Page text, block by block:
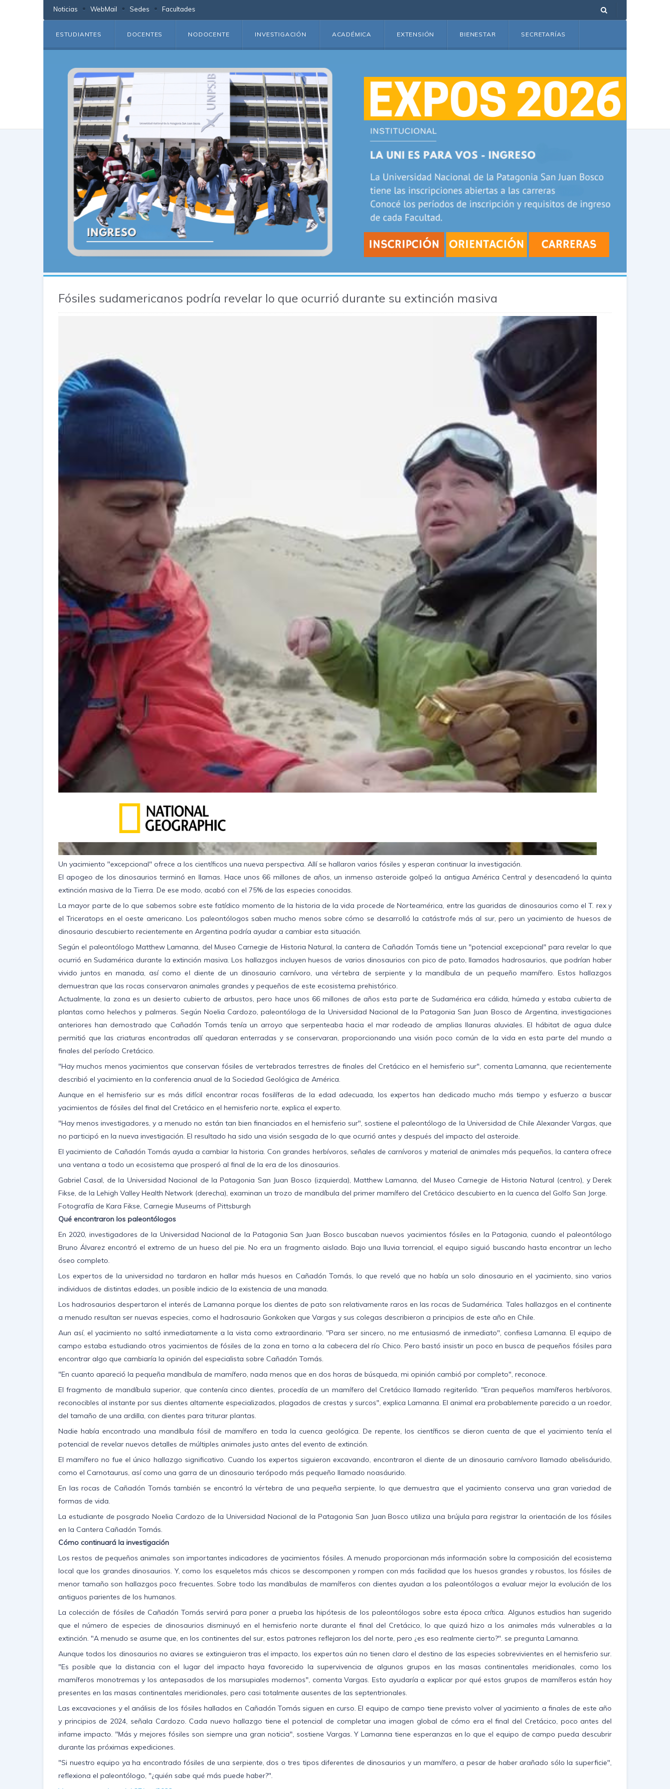
Noticias WebMail Sedes Facultades
ESTUDIANTES DOCENTES NODOCENTE INVESTIGACIÓN ACADÉMICA EXTENSIÓN BIENESTAR SECRETARÍAS
Fósiles sudamericanos podría revelar lo que ocurrió durante su extinción masiva
Un yacimiento "excepcional" ofrece a los científicos una nueva perspectiva. Allí se hallaron varios fósiles y esperan continuar la investigación.
El apogeo de los dinosaurios terminó en llamas. Hace unos 66 millones de años, un inmenso asteroide golpeó la antigua América Central y desencadenó la quinta
extinción masiva de la Tierra. De ese modo, acabó con el 75% de las especies conocidas.
La mayor parte de lo que sabemos sobre este fatídico momento de la historia de la vida procede de Norteamérica, entre las guaridas de dinosaurios como el T. rex y
el Triceratops en el oeste americano. Los paleontólogos saben mucho menos sobre cómo se desarrolló la catástrofe más al sur, pero un yacimiento de huesos de
dinosaurio descubierto recientemente en Argentina podría ayudar a cambiar esta situación.
Según el paleontólogo Matthew Lamanna, del Museo Carnegie de Historia Natural, la cantera de Cañadón Tomás tiene un "potencial excepcional" para revelar lo que
ocurrió en Sudamérica durante la extinción masiva. Los hallazgos incluyen huesos de varios dinosaurios con pico de pato, llamados hadrosaurios, que podrían haber
vivido juntos en manada, así como el diente de un dinosaurio carnívoro, una vértebra de serpiente y la mandíbula de un pequeño mamífero. Estos hallazgos
demuestran que las rocas conservaron animales grandes y pequeños de este ecosistema prehistórico.
Actualmente, la zona es un desierto cubierto de arbustos, pero hace unos 66 millones de años esta parte de Sudamérica era cálida, húmeda y estaba cubierta de
plantas como helechos y palmeras. Según Noelia Cardozo, paleontóloga de la Universidad Nacional de la Patagonia San Juan Bosco de Argentina, investigaciones
anteriores han demostrado que Cañadón Tomás tenía un arroyo que serpenteaba hacia el mar rodeado de amplias llanuras aluviales. El hábitat de agua dulce
permitió que las criaturas encontradas allí quedaran enterradas y se conservaran, proporcionando una visión poco común de la vida en esta parte del mundo a
finales del período Cretácico.
"Hay muchos menos yacimientos que conservan fósiles de vertebrados terrestres de finales del Cretácico en el hemisferio sur", comenta Lamanna, que recientemente
describió el yacimiento en la conferencia anual de la Sociedad Geológica de América.
Aunque en el hemisferio sur es más difícil encontrar rocas fosilíferas de la edad adecuada, los expertos han dedicado mucho más tiempo y esfuerzo a buscar
yacimientos de fósiles del final del Cretácico en el hemisferio norte, explica el experto.
"Hay menos investigadores, y a menudo no están tan bien financiados en el hemisferio sur", sostiene el paleontólogo de la Universidad de Chile Alexander Vargas, que
no participó en la nueva investigación. El resultado ha sido una visión sesgada de lo que ocurrió antes y después del impacto del asteroide.
El yacimiento de Cañadón Tomás ayuda a cambiar la historia. Con grandes herbívoros, señales de carnívoros y material de animales más pequeños, la cantera ofrece
una ventana a todo un ecosistema que prosperó al final de la era de los dinosaurios.
Gabriel Casal, de la Universidad Nacional de la Patagonia San Juan Bosco (izquierda), Matthew Lamanna, del Museo Carnegie de Historia Natural (centro), y Derek
Fikse, de la Lehigh Valley Health Network (derecha), examinan un trozo de mandíbula del primer mamífero del Cretácico descubierto en la cuenca del Golfo San Jorge.
Fotografía de Kara Fikse, Carnegie Museums of Pittsburgh
Qué encontraron los paleontólogos
En 2020, investigadores de la Universidad Nacional de la Patagonia San Juan Bosco buscaban nuevos yacimientos fósiles en la Patagonia, cuando el paleontólogo
Bruno Álvarez encontró el extremo de un hueso del pie. No era un fragmento aislado. Bajo una lluvia torrencial, el equipo siguió buscando hasta encontrar un lecho
óseo completo.
Los expertos de la universidad no tardaron en hallar más huesos en Cañadón Tomás, lo que reveló que no había un solo dinosaurio en el yacimiento, sino varios
individuos de distintas edades, un posible indicio de la existencia de una manada.
Los hadrosaurios despertaron el interés de Lamanna porque los dientes de pato son relativamente raros en las rocas de Sudamérica. Tales hallazgos en el continente
a menudo resultan ser nuevas especies, como el hadrosaurio Gonkoken que Vargas y sus colegas describieron a principios de este año en Chile.
Aun así, el yacimiento no saltó inmediatamente a la vista como extraordinario. "Para ser sincero, no me entusiasmó de inmediato", confiesa Lamanna. El equipo de
campo estaba estudiando otros yacimientos de fósiles de la zona en torno a la cabecera del río Chico. Pero bastó insistir un poco en busca de pequeños fósiles para
encontrar algo que cambiaría la opinión del especialista sobre Cañadón Tomás.
"En cuanto apareció la pequeña mandíbula de mamífero, nada menos que en dos horas de búsqueda, mi opinión cambió por completo", reconoce.
El fragmento de mandíbula superior, que contenía cinco dientes, procedía de un mamífero del Cretácico llamado regiteríido. "Eran pequeños mamíferos herbívoros,
reconocibles al instante por sus dientes altamente especializados, plagados de crestas y surcos", explica Lamanna. El animal era probablemente parecido a un roedor,
del tamaño de una ardilla, con dientes para triturar plantas.
Nadie había encontrado una mandíbula fósil de mamífero en toda la cuenca geológica. De repente, los científicos se dieron cuenta de que el yacimiento tenía el
potencial de revelar nuevos detalles de múltiples animales justo antes del evento de extinción.
El mamífero no fue el único hallazgo significativo. Cuando los expertos siguieron excavando, encontraron el diente de un dinosaurio carnívoro llamado abelisáurido,
como el Carnotaurus, así como una garra de un dinosaurio terópodo más pequeño llamado noasáurido.
En las rocas de Cañadón Tomás también se encontró la vértebra de una pequeña serpiente, lo que demuestra que el yacimiento conserva una gran variedad de
formas de vida.
La estudiante de posgrado Noelia Cardozo de la Universidad Nacional de la Patagonia San Juan Bosco utiliza una brújula para registrar la orientación de los fósiles
en la Cantera Cañadón Tomás.
Cómo continuará la investigación
Los restos de pequeños animales son importantes indicadores de yacimientos fósiles. A menudo proporcionan más información sobre la composición del ecosistema
local que los grandes dinosaurios. Y, como los esqueletos más chicos se descomponen y rompen con más facilidad que los huesos grandes y robustos, los fósiles de
menor tamaño son hallazgos poco frecuentes. Sobre todo las mandíbulas de mamíferos con dientes ayudan a los paleontólogos a evaluar mejor la evolución de los
antiguos parientes de los humanos.
La colección de fósiles de Cañadón Tomás servirá para poner a prueba las hipótesis de los paleontólogos sobre esta época crítica. Algunos estudios han sugerido
que el número de especies de dinosaurios disminuyó en el hemisferio norte durante el final del Cretácico, lo que quizá hizo a los animales más vulnerables a la
extinción. "A menudo se asume que, en los continentes del sur, estos patrones reflejaron los del norte, pero ¿es eso realmente cierto?". se pregunta Lamanna.
Aunque todos los dinosaurios no aviares se extinguieron tras el impacto, los expertos aún no tienen claro el destino de las especies sobrevivientes en el hemisferio sur.
"Es posible que la distancia con el lugar del impacto haya favorecido la supervivencia de algunos grupos en las masas continentales meridionales, como los
mamíferos monotremas y los antepasados de los marsupiales modernos", comenta Vargas. Esto ayudaría a explicar por qué estos grupos de mamíferos están hoy
presentes en las masas continentales meridionales, pero casi totalmente ausentes de las septentrionales.
Las excavaciones y el análisis de los fósiles hallados en Cañadón Tomás siguen en curso. El equipo de campo tiene previsto volver al yacimiento a finales de este año
y principios de 2024, señala Cardozo. Cada nuevo hallazgo tiene el potencial de completar una imagen global de cómo era el final del Cretácico, poco antes del
infame impacto. "Más y mejores fósiles son siempre una gran noticia", sostiene Vargas. Y Lamanna tiene esperanzas en lo que el equipo de campo pueda descubrir
durante las próximas expediciones.
"Si nuestro equipo ya ha encontrado fósiles de una serpiente, dos o tres tipos diferentes de dinosaurios y un mamífero, a pesar de haber arañado sólo la superficie",
reflexiona el paleontólogo, "¿quién sabe qué más puede haber?".